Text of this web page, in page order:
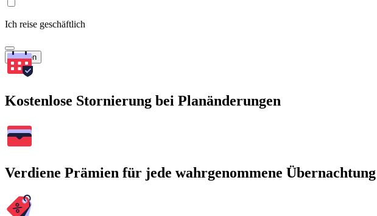
Ich reise geschäftlich
Suchen
Kostenlose Stornierung bei Planänderungen
Verdiene Prämien für jede wahrgenommene Übernachtung